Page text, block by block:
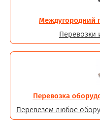
Междугородний
Перевозки
Перевозка
Перевезем любое